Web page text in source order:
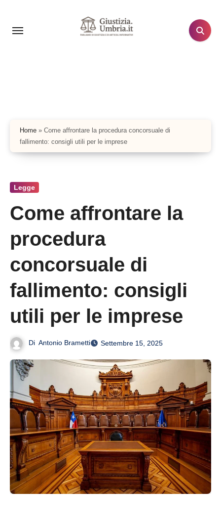
contenuto
Home » Come affrontare la procedura concorsuale di
fallimento: consigli utili per le imprese
Legge
Come affrontare la
procedura
concorsuale di
fallimento: consigli
utili per le imprese
Di Antonio Brametti Settembre 15, 2025